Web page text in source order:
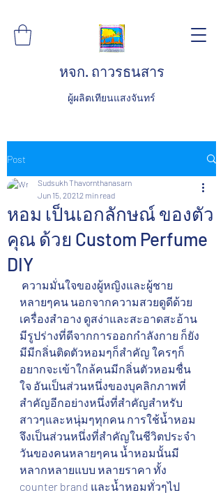
หจก. ถาวรธนสาร
ผู้ผลิตเทียนแสงจันทร์
Post
หอม เป็นเอกลักษณ์ ของตัว
คุณ ด้วย Custom Perfume
DIY
Sudsukh Thavornthanasarn
Jun 15, 20212 min read
หลายๆคน นอกจากความสวยดูดีด้วย
เครื่องสำอาง ดูสง่าและสะอาดสะอ้าน
มีรูปร่างที่ดีจากการออกกำลังกาย ก็ยัง
มีมีกลิ่นติดตัวหอมๆก็สำคัญ ใครๆก็
อยากจะเข้าใกล้คนมีกลิ่นตัวหอมชื่น
ใจ อันเป็นส่วนหนึ่งของบุคลิกภาพที่
สำคัญอีกอย่างหนึ่งที่สำคัญสำหรับ
สาวๆและหนุ่มๆทุกคน การใช้น้ำหอม
จึงเป็นส่วนหนึ่งที่สำคัญในชีวิตประจำ
วันของคนหลายๆคน น้ำหอมนั้นมี
หลากหลายแบบ หลายราคา ทั้ง
counter brand และน้ำหอมทั่วๆไป